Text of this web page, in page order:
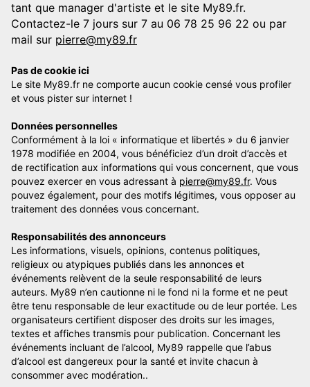
tant que manager d'artiste et le site My89.fr.
Contactez-le 7 jours sur 7 au 06 78 25 96 22 ou par
mail sur pierre@my89.fr
Pas de cookie ici
Le site My89.fr ne comporte aucun cookie censé vous profiler
et vous pister sur internet !
Données personnelles
Conformément à la loi « informatique et libertés » du 6 janvier
1978 modifiée en 2004, vous bénéficiez d’un droit d’accès et
de rectification aux informations qui vous concernent, que vous
pouvez exercer en vous adressant à pierre@my89.fr. Vous
pouvez également, pour des motifs légitimes, vous opposer au
traitement des données vous concernant.
Responsabilités des annonceurs
Les informations, visuels, opinions, contenus politiques,
religieux ou atypiques publiés dans les annonces et
événements relèvent de la seule responsabilité de leurs
auteurs. My89 n’en cautionne ni le fond ni la forme et ne peut
être tenu responsable de leur exactitude ou de leur portée. Les
organisateurs certifient disposer des droits sur les images,
textes et affiches transmis pour publication. Concernant les
événements incluant de l’alcool, My89 rappelle que l’abus
d’alcool est dangereux pour la santé et invite chacun à
consommer avec modération..